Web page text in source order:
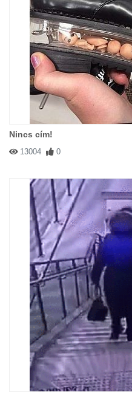
Nincs cím!
13004 0